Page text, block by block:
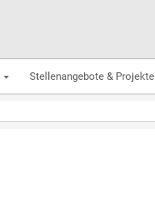
Stellenangebote & Projekte